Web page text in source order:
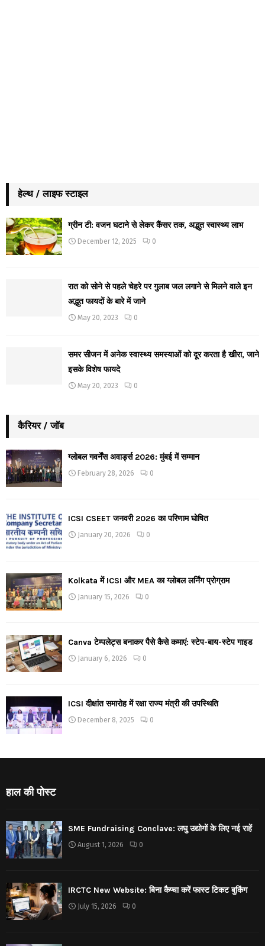
हेल्थ / लाइफ स्टाइल
ग्रीन टी: वजन घटाने से लेकर कैंसर तक, अद्भुत स्वास्थ्य लाभ
December 12, 2025 0
रात को सोने से पहले चेहरे पर गुलाब जल लगाने से मिलने वाले इन
अद्भुत फायदों के बारे में जाने
May 20, 2023 0
समर सीजन में अनेक स्वास्थ्य समस्याओं को दूर करता है खीरा, जाने
इसके विशेष फायदे
May 20, 2023 0
कैरियर / जॉब
ग्लोबल गवर्नेंस अवार्ड्स 2026: मुंबई में सम्मान
February 28, 2026 0
ICSI CSEET जनवरी 2026 का परिणाम घोषित
January 20, 2026 0
Kolkata में ICSI और MEA का ग्लोबल लर्निंग प्रोग्राम
January 15, 2026 0
Canva टेम्पलेट्स बनाकर पैसे कैसे कमाएं: स्टेप-बाय-स्टेप गाइड
January 6, 2026 0
ICSI दीक्षांत समारोह में रक्षा राज्य मंत्री की उपस्थिति
December 8, 2025 0
हाल की पोस्ट
SME Fundraising Conclave: लघु उद्योगों के लिए नई राहें
August 1, 2026 0
IRCTC New Website: बिना कैप्चा करें फास्ट टिकट बुकिंग
July 15, 2026 0